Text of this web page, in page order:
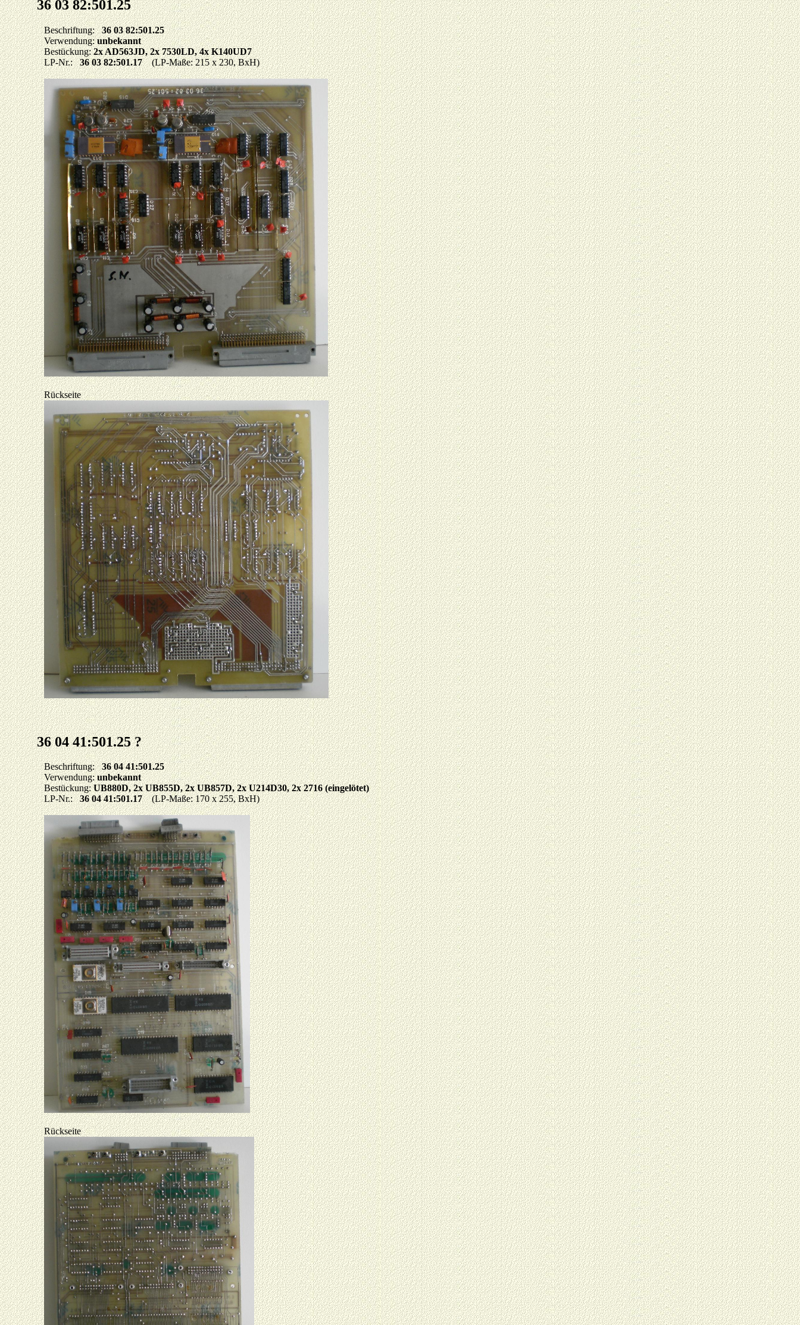
36 03 82:501.25
Beschriftung:36 03 82:501.25
Verwendung:unbekannt
Bestückung:2x AD563JD, 2x 7530LD, 4x K140UD7
LP-Nr.:36 03 82:501.17(LP-Maße: 215 x 230, BxH)
Rückseite
36 04 41:501.25 ?
Beschriftung:36 04 41:501.25
Verwendung:unbekannt
Bestückung:UB880D, 2x UB855D, 2x UB857D, 2x U214D30, 2x 2716 (eingelötet)
LP-Nr.:36 04 41:501.17(LP-Maße: 170 x 255, BxH)
Rückseite